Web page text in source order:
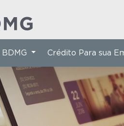
Crédito Para sua